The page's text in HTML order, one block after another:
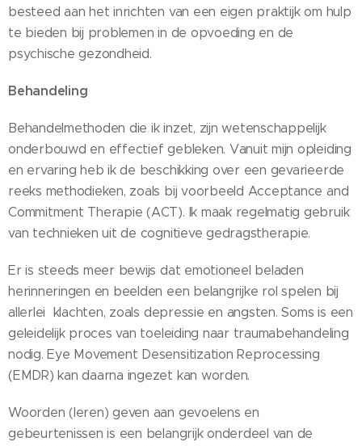
besteed aan het inrichten van een eigen praktijk om hulp
te bieden bij problemen in de opvoeding en de
psychische gezondheid.
Behandeling
Behandelmethoden die ik inzet, zijn wetenschappelijk
onderbouwd en effectief gebleken. Vanuit mijn opleiding
en ervaring heb ik de beschikking over een gevarieerde
reeks methodieken, zoals bij voorbeeld Acceptance and
Commitment Therapie (ACT). Ik maak regelmatig gebruik
van technieken uit de cognitieve gedragstherapie.
Er is steeds meer bewijs dat emotioneel beladen
herinneringen en beelden een belangrijke rol spelen bij
allerlei klachten, zoals depressie en angsten. Soms is een
geleidelijk proces van toeleiding naar traumabehandeling
nodig. Eye Movement Desensitization Reprocessing
(EMDR) kan daarna ingezet kan worden.
Woorden (leren) geven aan gevoelens en
gebeurtenissen is een belangrijk onderdeel van de